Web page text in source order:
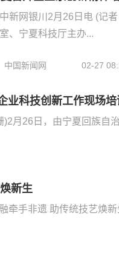
中新网银川2月26日电 (记
、宁夏科技厅主办...
中国新闻网 02-27
业科技创新工作现场培
月26日，由宁夏回族自
新生
牵手非遗 助传统技艺焕